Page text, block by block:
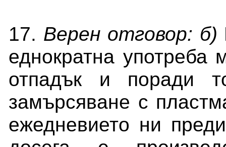
17. Верен отговор: б)
еднократна употреба
отпадък и поради
замърсяване с
ежедневието ни